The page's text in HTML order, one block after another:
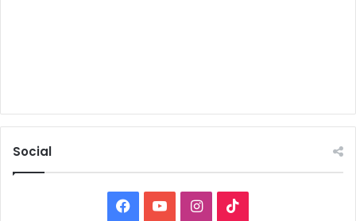
Social
Facebook
YouTubeInstagram